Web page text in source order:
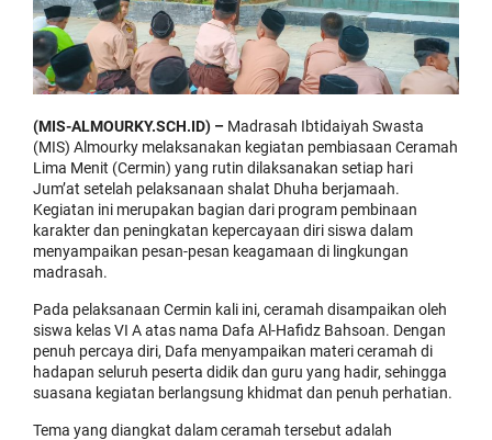
(MIS-ALMOURKY.SCH.ID) – Madrasah Ibtidaiyah Swasta
(MIS) Almourky melaksanakan kegiatan pembiasaan Ceramah
Lima Menit (Cermin) yang rutin dilaksanakan setiap hari
Jum’at setelah pelaksanaan shalat Dhuha berjamaah.
Kegiatan ini merupakan bagian dari program pembinaan
karakter dan peningkatan kepercayaan diri siswa dalam
menyampaikan pesan-pesan keagamaan di lingkungan
madrasah.
Pada pelaksanaan Cermin kali ini, ceramah disampaikan oleh
siswa kelas VI A atas nama Dafa Al-Hafidz Bahsoan. Dengan
penuh percaya diri, Dafa menyampaikan materi ceramah di
hadapan seluruh peserta didik dan guru yang hadir, sehingga
suasana kegiatan berlangsung khidmat dan penuh perhatian.
Tema yang diangkat dalam ceramah tersebut adalah